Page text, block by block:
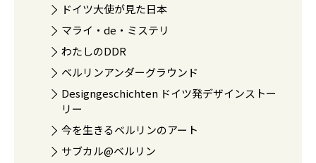
ドイツ大使が見た日本
マライ・de・ミステリ
わたしのDDR
ベルリンアンダーグラウンド
Designgeschichten ドイツ発デザインストー
リー
今を生きるベルリンのアート
サブカル@ベルリン